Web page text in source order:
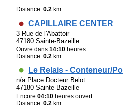
Distance:0.2 km
CAPILLAIRE CENTER
3 Rue de l'Abattoir
47180 Sainte-Bazeille
Ouvre dans14:10 heures
Distance:0.2 km
Le Relais - Conteneur/
n/a Place Docteur Belot
47180 Sainte-Bazeille
Encore04:10 heures ouvert
Distance:0.2 km